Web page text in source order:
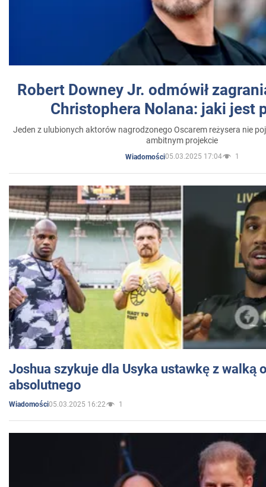
Robert Downey Jr. odmówił
Christophera Nolana: jaki jest
Jeden z ulubionych aktorów nagrodzonego Oscarem reżysera nie
ambitnym projekcie
Wiadomości05.03.2025 17:04 1
Joshua szykuje dla Usyka ustawkę z walką
absolutnego
Wiadomości05.03.2025 16:22 1